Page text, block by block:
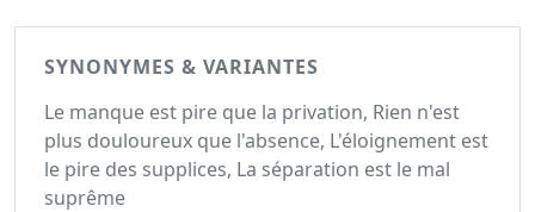
SYNONYMES & VARIANTES
Le manque est pire que la privation, Rien n'est
plus douloureux que l'absence, L'éloignement est
le pire des supplices, La séparation est le mal
suprême